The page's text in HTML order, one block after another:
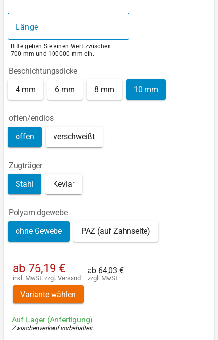
Länge
Bitte geben Sie einen Wert zwischen
700 mm und 100000 mm ein.
Beschichtungsdicke
4 mm 6 mm 8 mm 10 mm
offen/endlos
offen verschweißt
Zugträger
Stahl Kevlar
Polyamidgewebe
ohne Gewebe PAZ (auf Zahnseite)
ab 76,19 €
inkl. MwSt. zzgl. Versand
ab 64,03 €
zzgl. MwSt.
Variante wählen
Auf Lager (Anfertigung)
Zwischenverkauf vorbehalten.